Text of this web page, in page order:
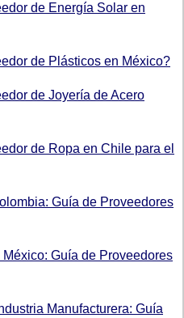
de Energía Solar en
de Plásticos en México?
de Joyería de Acero
de Ropa en Chile para el
Guía de Proveedores
Guía de Proveedores
Manufacturera: Guía